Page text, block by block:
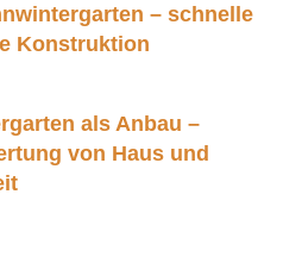
– schnelle
Konstruktion
als Anbau –
von Haus und